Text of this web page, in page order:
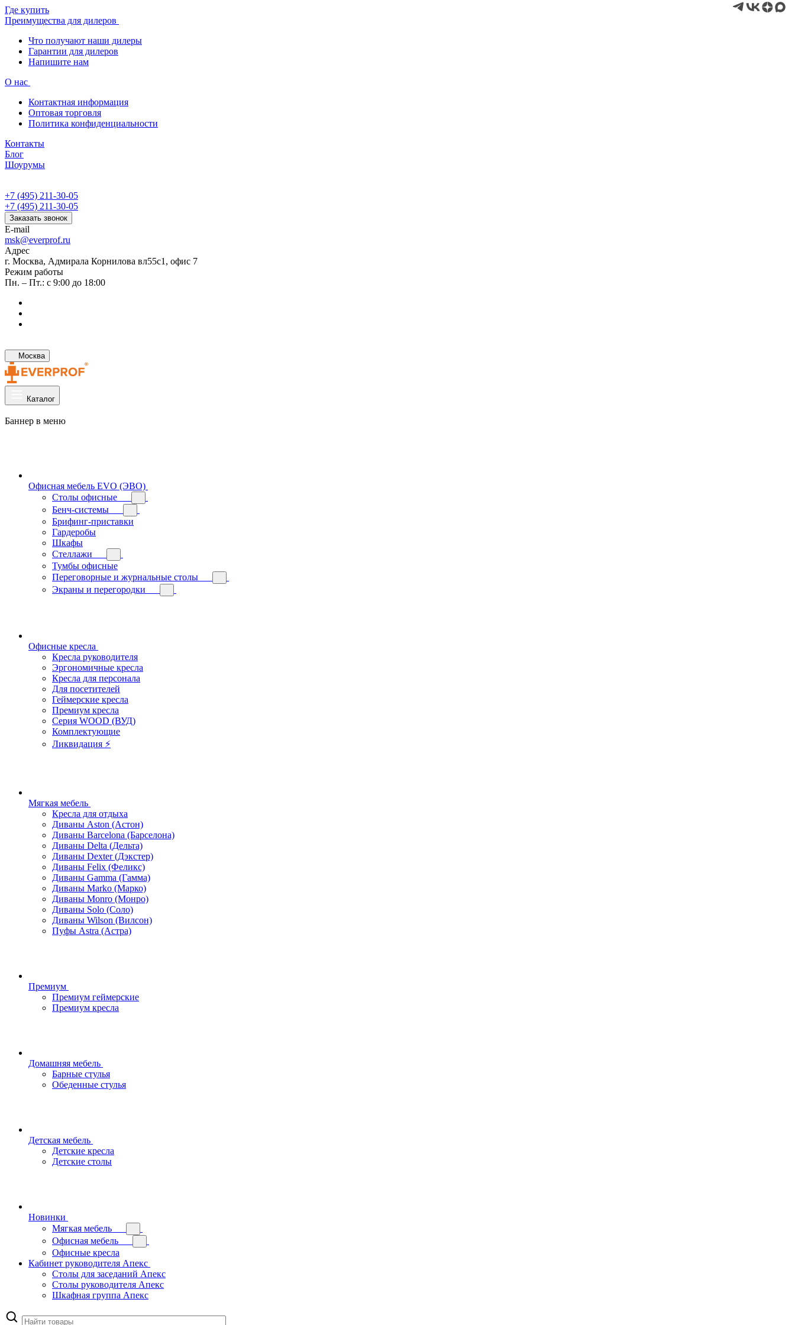
Где купить
Преимущества для дилеров
Что получают наши дилеры
Гарантии для дилеров
Напишите нам
О нас
Контактная информация
Оптовая торговля
Политика конфиденциальности
Контакты
Блог
Шоурумы
+7 (495) 211-30-05
+7 (495) 211-30-05
Заказать звонок
E-mail
msk@everprof.ru
Адрес
г. Москва, Адмирала Корнилова вл55с1, офис 7
Режим работы
Пн. – Пт.: с 9:00 до 18:00
Москва
Каталог
Баннер в меню
Офисная мебель EVO (ЭВО)
Cтолы офисные
Бенч-системы
Брифинг-приставки
Гардеробы
Шкафы
Стеллажи
Тумбы офисные
Переговорные и журнальные столы
Экраны и перегородки
Офисные кресла
Кресла руководителя
Эргономичные кресла
Кресла для персонала
Для посетителей
Геймерские кресла
Премиум кресла
Серия WOOD (ВУД)
Комплектующие
Ликвидация ⚡
Мягкая мебель
Кресла для отдыха
Диваны Aston (Астон)
Диваны Barcelona (Барселона)
Диваны Delta (Дельта)
Диваны Dexter (Дэкстер)
Диваны Felix (Феликс)
Диваны Gamma (Гамма)
Диваны Marko (Марко)
Диваны Monro (Монро)
Диваны Solo (Соло)
Диваны Wilson (Вилсон)
Пуфы Astra (Астра)
Премиум
Премиум геймерские
Премиум кресла
Домашняя мебель
Барные стулья
Обеденные стулья
Детская мебель
Детские кресла
Детские столы
Новинки
Мягкая мебель
Офисная мебель
Офисные кресла
Кабинет руководителя Апекс
Столы для заседаний Апекс
Столы руководителя Апекс
Шкафная группа Апекс